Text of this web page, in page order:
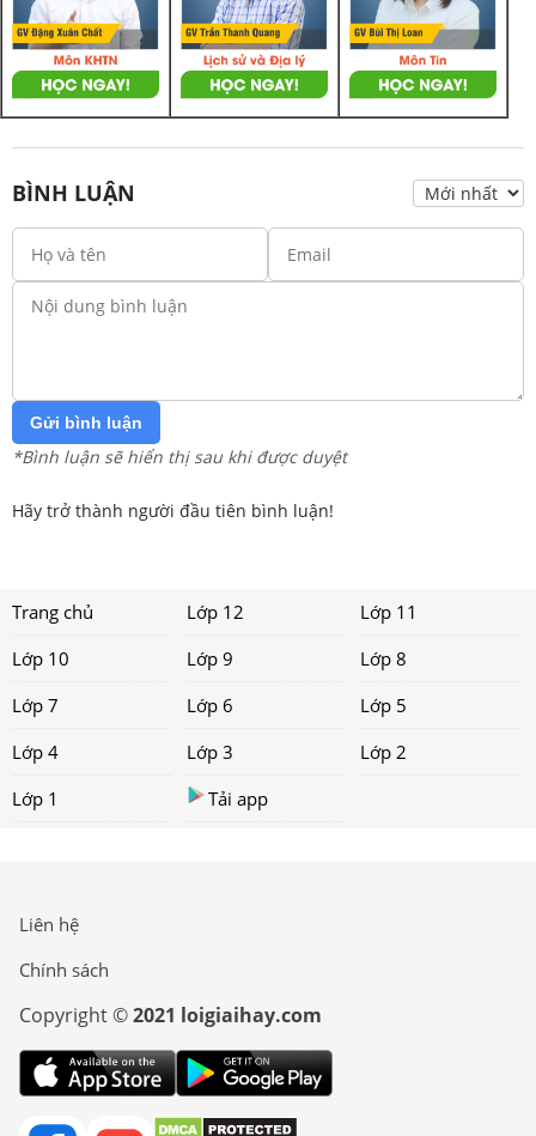
BÌNH LUẬN
Gửi bình luận
*Bình luận sẽ hiển thị sau khi được duyệt
Hãy trở thành người đầu tiên bình luận!
Trang chủ Lớp 12
Lớp 11
Lớp 10
Lớp 9
Lớp 8
Lớp 7
Lớp 6
Lớp 5
Lớp 4
Lớp 3
Lớp 2
Lớp 1
Tải app
Liên hệ
Chính sách
Copyright ©2021 loigiaihay.com